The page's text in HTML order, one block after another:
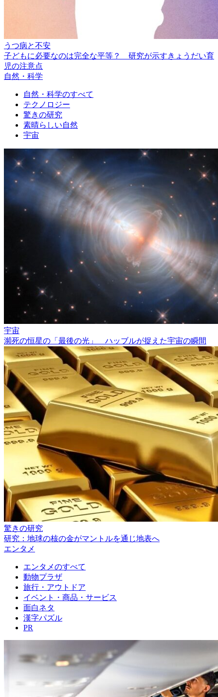
うつ病と不安
子どもに必要なのは完全な平等？ 研究が示すきょうだい育
児の注意点
自然・科学
自然・科学のすべて
テクノロジー
驚きの研究
素晴らしい自然
宇宙
宇宙
瀕死の恒星の「最後の光」 ハッブルが捉えた宇宙の瞬間
驚きの研究
研究：地球の核の金がマントルを通じ地表へ
エンタメ
エンタメのすべて
動物プラザ
旅行・アウトドア
イベント・商品・サービス
面白ネタ
漢字パズル
PR